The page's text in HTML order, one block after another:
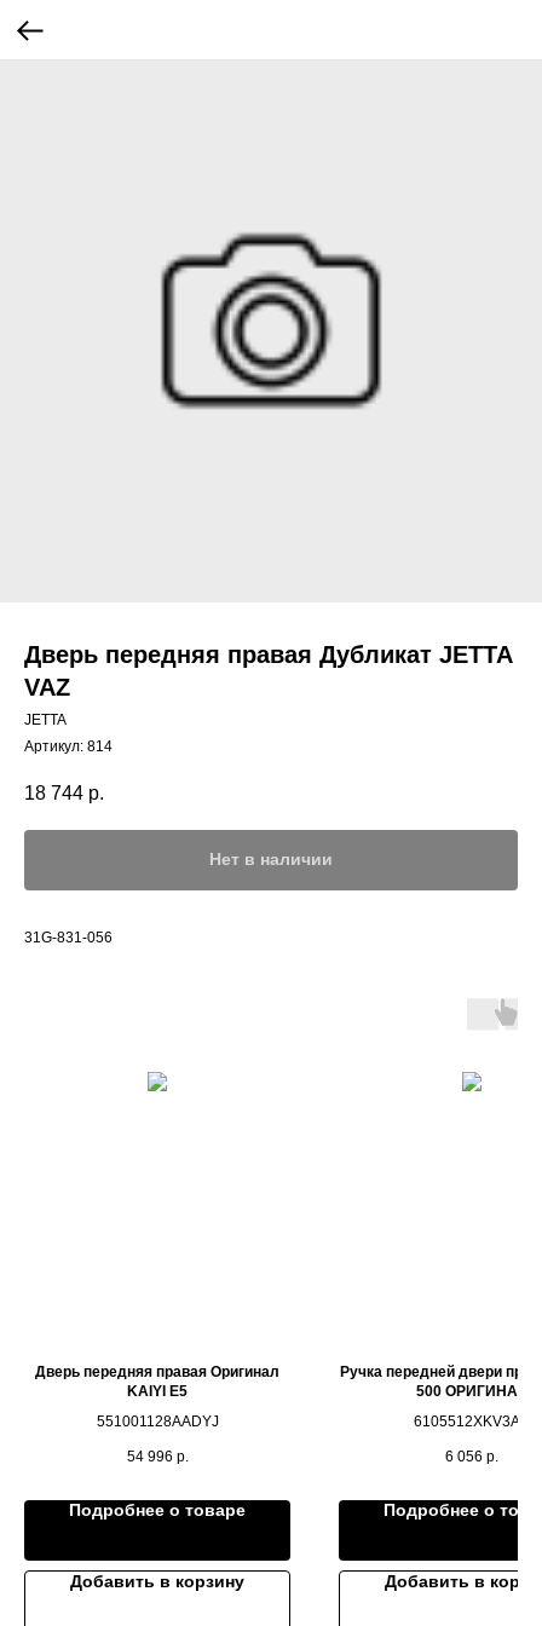
Дверь передняя правая Дубликат JETTA
VAZ
JETTA
Артикул: 814
18 744 р.
Нет в наличии
31G-831-056
Дверь передняя правая Оригинал
KAIYI E5
551001128AADYJ
54 996 р.
Подробнее о товаре
Добавить в корзину
Ручка передней двери
500 ОРИГИНАЛ
6105512XKV3AA
6 056 р.
Подробнее о
Добавить в